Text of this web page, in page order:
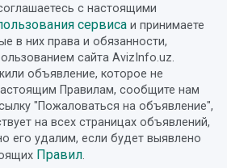
с настоящими
сервиса и принимаете
в них права и обязанности,
сайта AvizInfo.uz.
объявление, которое не
Правилам, сообщите нам
"Пожаловаться на объявление",
на всех страницах объявлений,
его удалим, если будет выявлено
Правил.